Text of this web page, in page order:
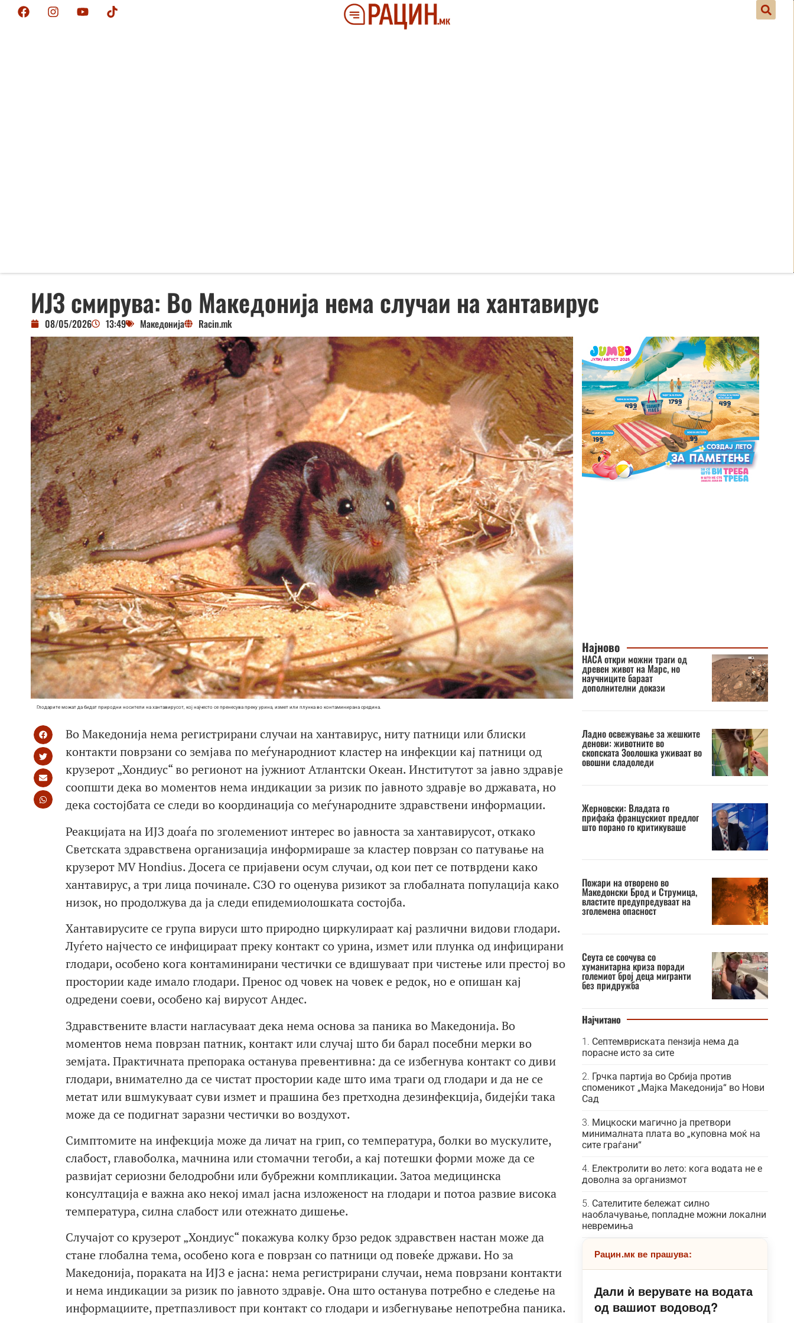
ИЈЗ смирува: Во Македонија нема случаи на хантавирус
08/05/2026 13:49 Македонија Racin.mk
Глодарите можат да бидат природни носители на хантавирусот, кој најчесто се пренесува преку урина, измет или плунка во контаминирана средина.
Во Македонија нема регистрирани случаи на хантавирус, ниту патници или блиски
контакти поврзани со земјава по меѓународниот кластер на инфекции кај патници од
крузерот „Хондиус“ во регионот на јужниот Атлантски Океан. Институтот за јавно здравје
соопшти дека во моментов нема индикации за ризик по јавното здравје во државата, но
дека состојбата се следи во координација со меѓународните здравствени информации.
Реакцијата на ИЈЗ доаѓа по зголемениот интерес во јавноста за хантавирусот, откако
Светската здравствена организација информираше за кластер поврзан со патување на
крузерот MV Hondius. Досега се пријавени осум случаи, од кои пет се потврдени како
хантавирус, а три лица починале. СЗО го оценува ризикот за глобалната популација како
низок, но продолжува да ја следи епидемиолошката состојба.
Хантавирусите се група вируси што природно циркулираат кај различни видови глодари.
Луѓето најчесто се инфицираат преку контакт со урина, измет или плунка од инфицирани
глодари, особено кога контаминирани честички се вдишуваат при чистење или престој во
простории каде имало глодари. Пренос од човек на човек е редок, но е опишан кај
одредени соеви, особено кај вирусот Андес.
Здравствените власти нагласуваат дека нема основа за паника во Македонија. Во
моментов нема поврзан патник, контакт или случај што би барал посебни мерки во
земјата. Практичната препорака останува превентивна: да се избегнува контакт со диви
глодари, внимателно да се чистат простории каде што има траги од глодари и да не се
метат или вшмукуваат суви измет и прашина без претходна дезинфекција, бидејќи така
може да се подигнат заразни честички во воздухот.
Симптомите на инфекција може да личат на грип, со температура, болки во мускулите,
слабост, главоболка, мачнина или стомачни тегоби, а кај потешки форми може да се
развијат сериозни белодробни или бубрежни компликации. Затоа медицинска
консултација е важна ако некој имал јасна изложеност на глодари и потоа развие висока
температура, силна слабост или отежнато дишење.
Случајот со крузерот „Хондиус“ покажува колку брзо редок здравствен настан може да
стане глобална тема, особено кога е поврзан со патници од повеќе држави. Но за
Македонија, пораката на ИЈЗ е јасна: нема регистрирани случаи, нема поврзани контакти
и нема индикации за ризик по јавното здравје. Она што останува потребно е следење на
информациите, претпазливост при контакт со глодари и избегнување непотребна паника.
Најново
НАСА откри можни траги од
древен живот на Марс, но
научниците бараат
дополнителни докази
Ладно освежување за жешките
денови: животните во
скопската Зоолошка уживаат во
овошни сладоледи
Жерновски: Владата го
прифаќа францускиот предлог
што порано го критикуваше
Пожари на отворено во
Македонски Брод и Струмица,
властите предупредуваат на
зголемена опасност
Сеута се соочува со
хуманитарна криза поради
големиот број деца мигранти
без придружба
Најчитано
Септемвриската пензија нема да
порасне исто за сите
Грчка партија во Србија против
споменикот „Мајка Македонија“ во Нови
Сад
Мицкоски магично ја претвори
минималната плата во „куповна моќ на
сите граѓани“
Електролити во лето: кога водата не е
доволна за организмот
Сателитите бележат силно
наоблачување, попладне можни локални
невремиња
Рацин.мк ве прашува:
Дали ѝ верувате на водата
од вашиот водовод?